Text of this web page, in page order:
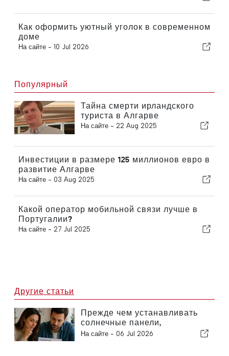
Как оформить уютный уголок в современном
доме
На сайте - 10 Jul 2026
Популярный
Тайна смерти ирландского
туриста в Алгарве
На сайте - 22 Aug 2025
Инвестиции в размере 125 миллионов евро в
развитие Алгарве
На сайте - 03 Aug 2025
Какой оператор мобильной связи лучше в
Португалии?
На сайте - 27 Jul 2025
Другие статьи
Прежде чем устанавливать
солнечные панели,
внимательно изучите свой
На сайте - 06 Jul 2026